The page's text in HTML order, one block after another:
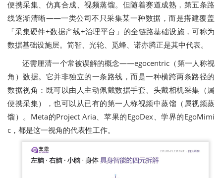
便携采集、仿真合成、视频蒸馏。但随着赛道成熟，第五条路
线逐渐清晰——一类公司不只采集某一种数据，而是搭建覆盖
「采集硬件+数据产线+治理平台」的全链路基础设施，可称为
数据基础设施层。简智、光轮、觅蜂、诺亦腾正是其中代表。
还需厘清一个常被误解的概念——egocentric（第一人称视
角）数据。它并非独立的一条路线，而是一种横跨两条路径的
数据视角：既可以由人主动佩戴数据手套、头戴相机采集（属
便携采集），也可以从已有的第一人称视频中蒸馏（属视频蒸
馏）。Meta的Project Aria、苹果的EgoDex、学界的EgoMimi
c，都是这一视角的代表性工作。